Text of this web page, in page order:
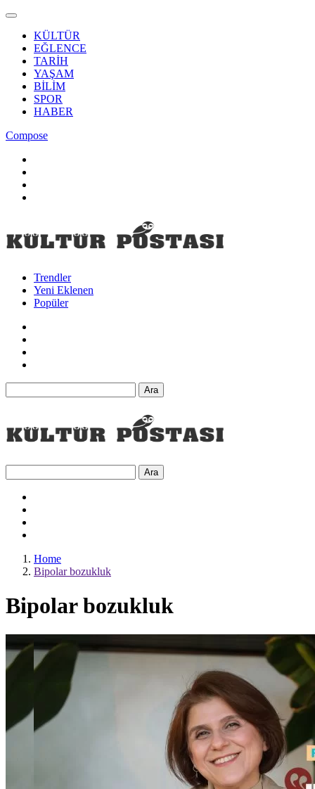
KÜLTÜR
EĞLENCE
TARİH
YAŞAM
BİLİM
SPOR
HABER
Compose
Trendler
Yeni Eklenen
Popüler
Ara
Ara
Home
Bipolar bozukluk
Bipolar bozukluk